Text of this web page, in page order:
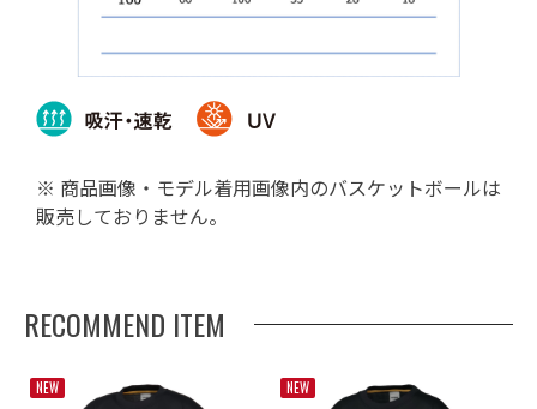
※ 商品画像・モデル着用画像内のバスケットボールは
販売しておりません。
RECOMMEND ITEM
NEW NEW